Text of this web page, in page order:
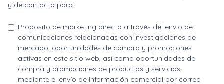
y de contacto para:
Propósito de marketing directo a través del envío de
comunicaciones relacionadas con investigaciones de
mercado, oportunidades de compra y promociones
activas en este sitio web, así como oportunidades de
compra y promociones de productos y servicios,
mediante el envío de información comercial por correo